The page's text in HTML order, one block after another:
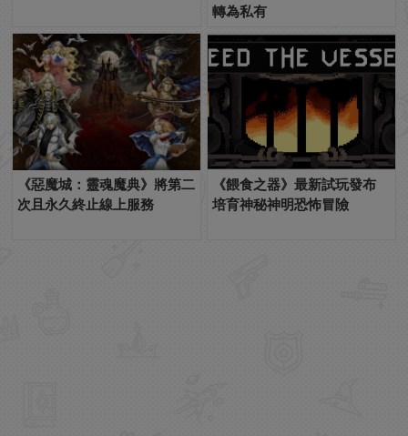
轉為私有
《惡魔城：靈魂魔典》將第二
次且永久終止線上服務
《餵食之器》最新試玩發布
培育神秘神明恐怖冒險